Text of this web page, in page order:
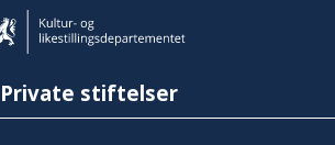
Private stiftelser